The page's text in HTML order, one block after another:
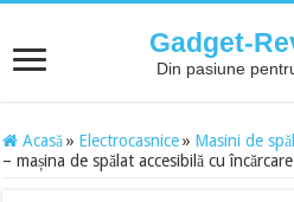
Gadget-
Din pasiune
Acasă » Electrocasnice » Masini de
– mașina de spălat accesibilă cu